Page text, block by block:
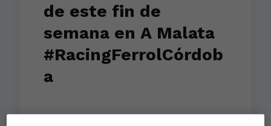
de este fin de
semana en A Malata
#RacingFerrolCórdob
a